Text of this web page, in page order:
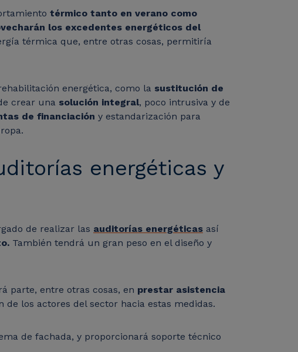
térmico tanto en verano como
los excedentes energéticos del
térmica que, entre otras cosas, permitiría
energética, como la sustitución de
crear una solución integral, poco intrusiva y de
de financiación y estandarización para
energéticas y
de realizar las auditorías energéticas así
También tendrá un gran peso en el diseño y
parte, entre otras cosas, en prestar asistencia
de los actores del sector hacia estas medidas.
de fachada, y proporcionará soporte técnico